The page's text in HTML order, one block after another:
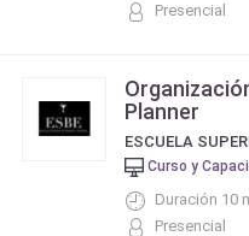
Presencial
Planner
Curso y
Duración 10
Presencial